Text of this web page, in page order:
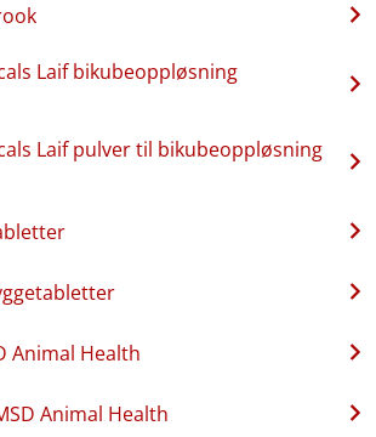
Laif bikubeoppløsning
Laif pulver til bikubeoppløsning
Animal Health
Animal Health